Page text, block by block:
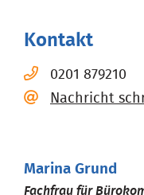
Kontakt
0201 879210
Nachricht
Marina Grund
Fachfrau für